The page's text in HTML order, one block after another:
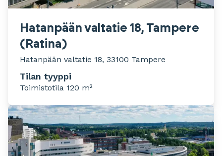
Hatanpään valtatie 18, Tampere
(Ratina)
Hatanpään valtatie 18, 33100 Tampere
Tilan tyyppi
Toimistotila 120 m²